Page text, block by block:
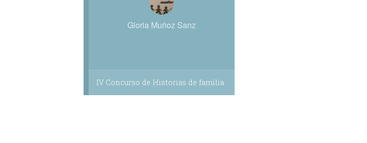
Gloria Muñoz Sanz
IV Concurso de Historias de familia